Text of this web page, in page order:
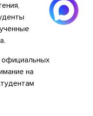
официальных
на